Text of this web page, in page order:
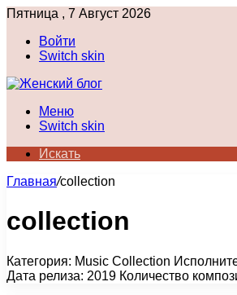
Пятница , 7 Август 2026
Войти
Switch skin
Меню
Switch skin
Искать
Главная/collection
collection
Категория: Music Collection
Дата релиза: 2019 Количество